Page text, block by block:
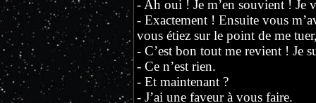
- Ah oui ! Je m’en souvient ! Je
- Exactement ! Ensuite vous
vous étiez sur le point de me
- C’est bon tout me revient ! Je
- Ce n’est rien.
- Et maintenant ?
- J’ai une faveur à vous faire.